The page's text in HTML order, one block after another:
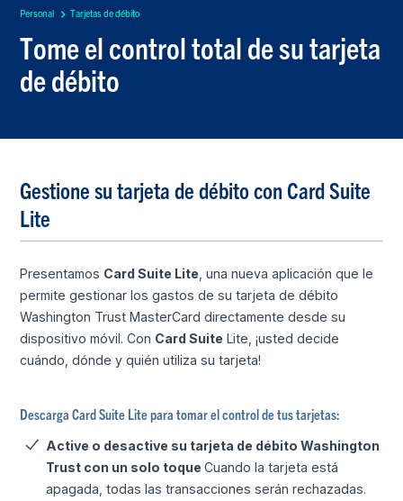
Personal Tarjetas de débito
Tome el control total de su tarjeta
de débito
Gestione su tarjeta de débito con Card Suite
Lite
Presentamos Card Suite Lite , una nueva aplicación que le
permite gestionar los gastos de su tarjeta de débito
Washington Trust MasterCard directamente desde su
dispositivo móvil. Con Card Suite Lite, ¡usted decide
cuándo, dónde y quién utiliza su tarjeta!
Descarga Card Suite Lite para tomar el control de tus tarjetas:
Active o desactive su tarjeta de débito Washington
Trust con un solo toque Cuando la tarjeta está
apagada, todas las transacciones serán rechazadas.